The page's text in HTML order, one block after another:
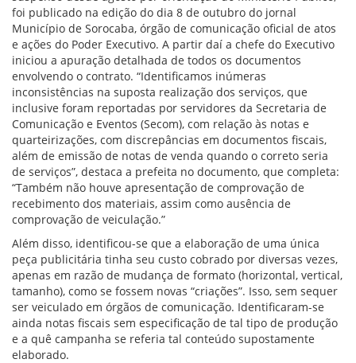
foi publicado na edição do dia 8 de outubro do jornal
Município de Sorocaba, órgão de comunicação oficial de atos
e ações do Poder Executivo. A partir daí a chefe do Executivo
iniciou a apuração detalhada de todos os documentos
envolvendo o contrato. “Identificamos inúmeras
inconsistências na suposta realização dos serviços, que
inclusive foram reportadas por servidores da Secretaria de
Comunicação e Eventos (Secom), com relação às notas e
quarteirizações, com discrepâncias em documentos fiscais,
além de emissão de notas de venda quando o correto seria
de serviços”, destaca a prefeita no documento, que completa:
“Também não houve apresentação de comprovação de
recebimento dos materiais, assim como ausência de
comprovação de veiculação.”
Além disso, identificou-se que a elaboração de uma única
peça publicitária tinha seu custo cobrado por diversas vezes,
apenas em razão de mudança de formato (horizontal, vertical,
tamanho), como se fossem novas “criações”. Isso, sem sequer
ser veiculado em órgãos de comunicação. Identificaram-se
ainda notas fiscais sem especificação de tal tipo de produção
e a quê campanha se referia tal conteúdo supostamente
elaborado.